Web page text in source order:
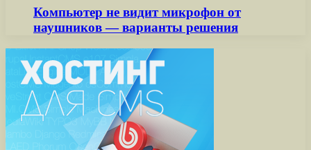
Компьютер не видит микрофон от
наушников — варианты решения